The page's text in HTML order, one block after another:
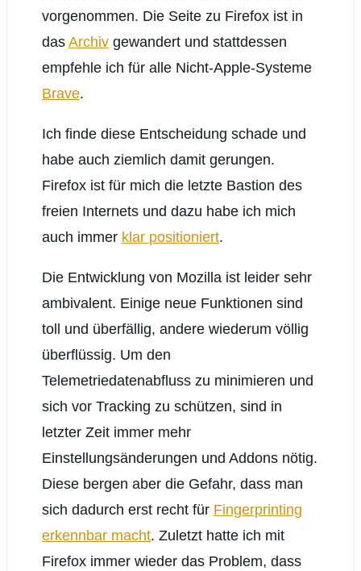
vorgenommen. Die Seite zu Firefox ist in
das Archiv gewandert und stattdessen
empfehle ich für alle Nicht-Apple-Systeme
Brave.
Ich finde diese Entscheidung schade und
habe auch ziemlich damit gerungen.
Firefox ist für mich die letzte Bastion des
freien Internets und dazu habe ich mich
auch immer klar positioniert.
Die Entwicklung von Mozilla ist leider sehr
ambivalent. Einige neue Funktionen sind
toll und überfällig, andere wiederum völlig
überflüssig. Um den
Telemetriedatenabfluss zu minimieren und
sich vor Tracking zu schützen, sind in
letzter Zeit immer mehr
Einstellungsänderungen und Addons nötig.
Diese bergen aber die Gefahr, dass man
sich dadurch erst recht für Fingerprinting
erkennbar macht. Zuletzt hatte ich mit
Firefox immer wieder das Problem, dass